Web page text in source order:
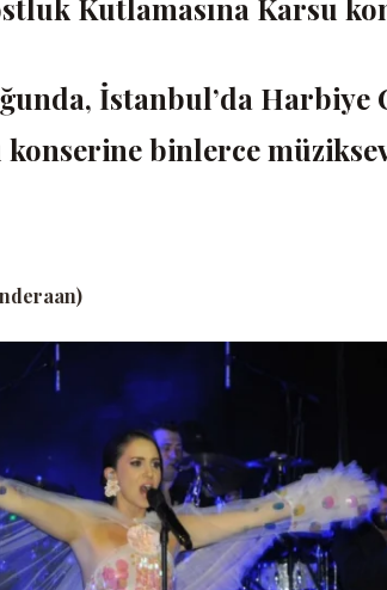
Kutlamasına Karsu
İstanbul’da Harbiye
binlerce